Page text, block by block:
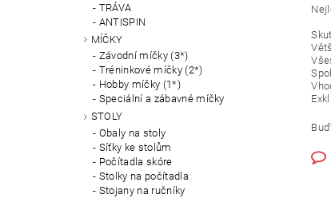
TRÁVA
ANTISPIN
MÍČKY
Závodní míčky (3*)
Tréninkové míčky (2*)
Hobby míčky (1*)
Speciální a zábavné míčky
STOLY
Obaly na stoly
Síťky ke stolům
Počítadla skóre
Stolky na počítadla
Stojany na ručníky